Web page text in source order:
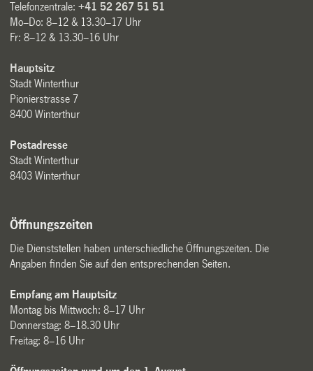
Telefonzentrale:+41 52 267 51 51
Mo–Do: 8–12 & 13.30–17 Uhr
Fr: 8–12 & 13.30–16 Uhr
Hauptsitz
Stadt Winterthur
Pionierstrasse 7
8400 Winterthur
Postadresse
Stadt Winterthur
8403 Winterthur
Öffnungszeiten
Die Dienststellen haben unterschiedliche Öffnungszeiten. Die
Angaben finden Sie auf den entsprechenden Seiten.
Empfang am Hauptsitz
Montag bis Mittwoch: 8–17 Uhr
Donnerstag: 8–18.30 Uhr
Freitag: 8–16 Uhr